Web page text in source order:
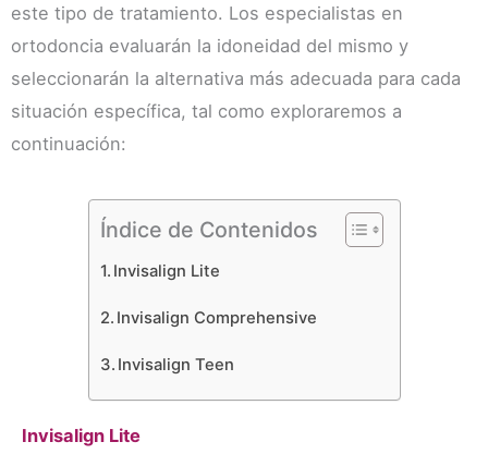
este tipo de tratamiento. Los especialistas en
ortodoncia evaluarán la idoneidad del mismo y
seleccionarán la alternativa más adecuada para cada
situación específica, tal como exploraremos a
continuación:
Índice de Contenidos
Invisalign Lite
Invisalign Comprehensive
Invisalign Teen
Invisalign Lite